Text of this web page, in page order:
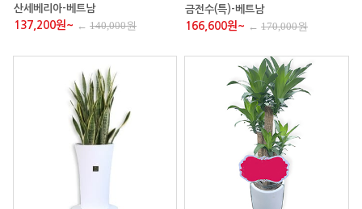
산세베리아-베트남
137,200원~ ← 140,000원
금전수(특)-베트남
166,600원~ ← 170,000원